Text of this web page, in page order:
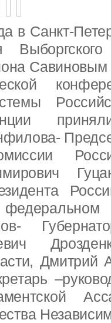
в Санкт-
Савиновым
Дмитрий